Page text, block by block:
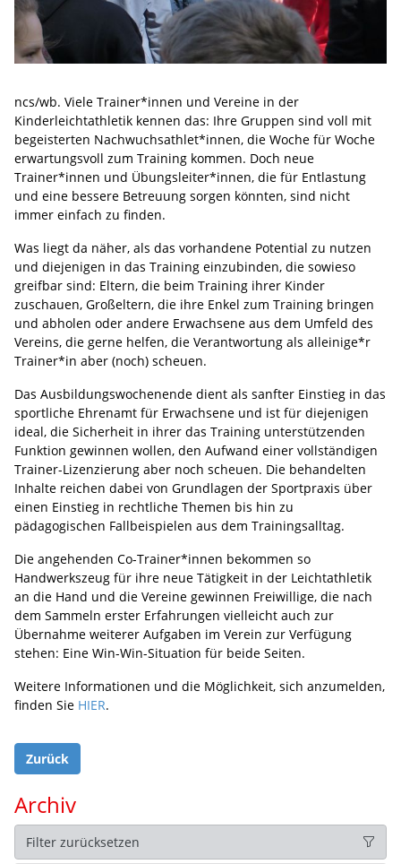
ncs/wb. Viele Trainer*innen und Vereine in der
Kinderleichtathletik kennen das: Ihre Gruppen sind voll mit
begeisterten Nachwuchsathlet*innen, die Woche für Woche
erwartungsvoll zum Training kommen. Doch neue
Trainer*innen und Übungsleiter*innen, die für Entlastung
und eine bessere Betreuung sorgen könnten, sind nicht
immer einfach zu finden.
Was liegt da näher, als das vorhandene Potential zu nutzen
und diejenigen in das Training einzubinden, die sowieso
greifbar sind: Eltern, die beim Training ihrer Kinder
zuschauen, Großeltern, die ihre Enkel zum Training bringen
und abholen oder andere Erwachsene aus dem Umfeld des
Vereins, die gerne helfen, die Verantwortung als alleinige*r
Trainer*in aber (noch) scheuen.
Das Ausbildungswochenende dient als sanfter Einstieg in das
sportliche Ehrenamt für Erwachsene und ist für diejenigen
ideal, die Sicherheit in ihrer das Training unterstützenden
Funktion gewinnen wollen, den Aufwand einer vollständigen
Trainer-Lizenzierung aber noch scheuen. Die behandelten
Inhalte reichen dabei von Grundlagen der Sportpraxis über
einen Einstieg in rechtliche Themen bis hin zu
pädagogischen Fallbeispielen aus dem Trainingsalltag.
Die angehenden Co-Trainer*innen bekommen so
Handwerkszeug für ihre neue Tätigkeit in der Leichtathletik
an die Hand und die Vereine gewinnen Freiwillige, die nach
dem Sammeln erster Erfahrungen vielleicht auch zur
Übernahme weiterer Aufgaben im Verein zur Verfügung
stehen: Eine Win-Win-Situation für beide Seiten.
Weitere Informationen und die Möglichkeit, sich anzumelden,
finden Sie HIER.
Zurück
Archiv
Filter zurücksetzen